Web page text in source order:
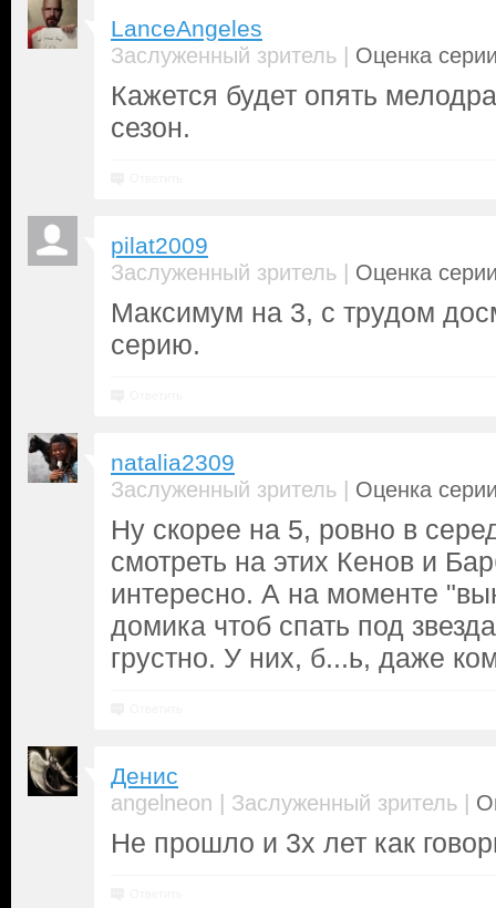
LanceAngeles
Заслуженный зритель | Оценка
Кажется будет опять
сезон.
pilat2009
Заслуженный зритель | Оценка
Максимум на 3, с трудом
серию.
natalia2309
Заслуженный зритель | Оценка
Ну скорее на 5, ровно в
смотреть на этих Кенов и
интересно. А на моменте
домика чтоб спать под
грустно. У них, б...ь, даже
Денис
angelneon | Заслуженный зритель |
Не прошло и 3х лет как